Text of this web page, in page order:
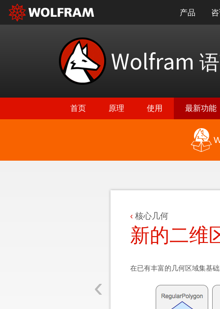
产品
Wolfram
首页 原理 使用 最新功能
‹
核心几何
新的二维
在已有丰富的几何区域集基